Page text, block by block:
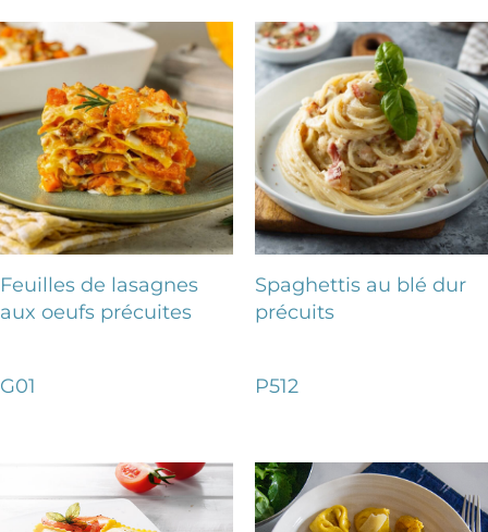
Feuilles de lasagnes
aux oeufs précuites
G01
Spaghettis au blé dur
précuits
P512